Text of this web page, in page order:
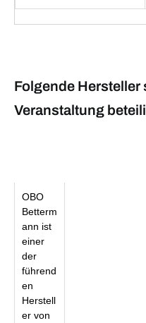
Folgende Hersteller
Veranstaltung
OBO
Betterm
ann ist
einer
der
führend
en
Herstell
er von